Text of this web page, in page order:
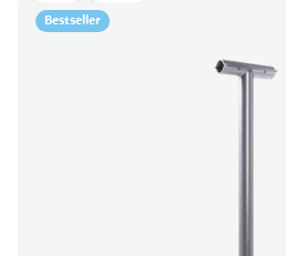
Bestseller